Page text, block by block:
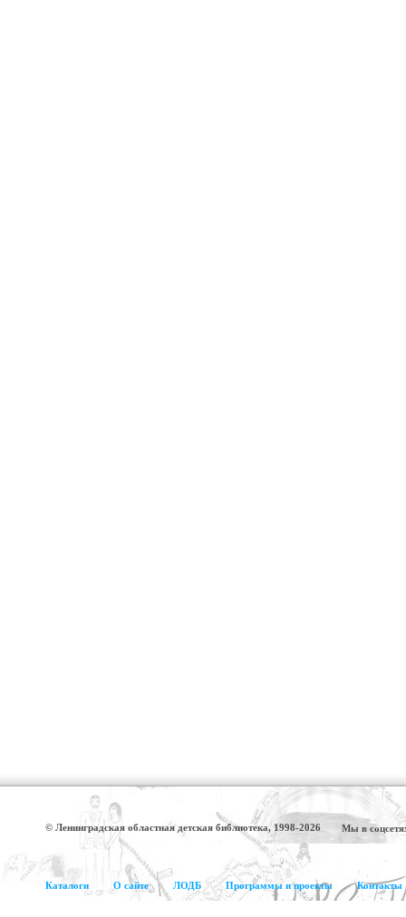
© Ленинградская областная детская библиотека, 1998-2026 Мы в
Каталоги О сайте ЛОДБ Программы и проекты Контакты